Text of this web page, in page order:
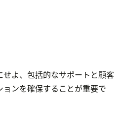
よ、包括的なサポートと顧客
ンを確保することが重要で